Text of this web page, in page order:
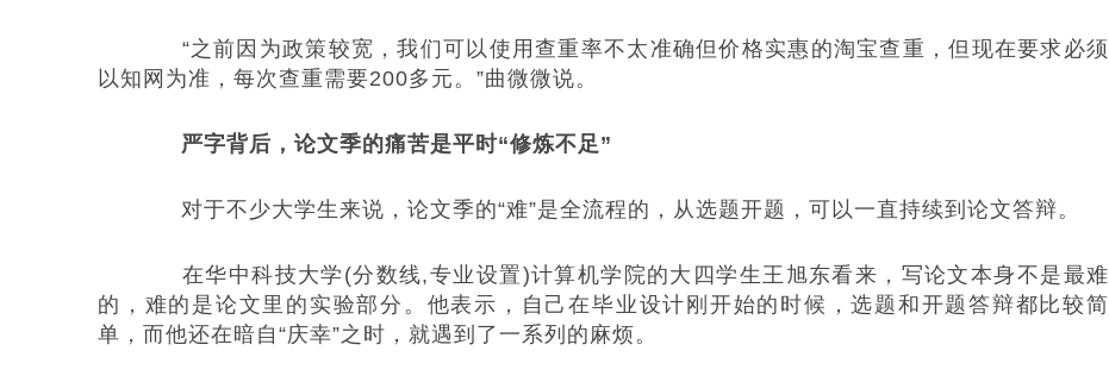
“之前因为政策较宽，我们可以使用查重率不太准确但价格实惠的淘宝查重，但现在要求必须
以知网为准，每次查重需要200多元。”曲微微说。
严字背后，论文季的痛苦是平时“修炼不足”
对于不少大学生来说，论文季的“难”是全流程的，从选题开题，可以一直持续到论文答辩。
在华中科技大学(分数线,专业设置)计算机学院的大四学生王旭东看来，写论文本身不是最难
的，难的是论文里的实验部分。他表示，自己在毕业设计刚开始的时候，选题和开题答辩都比较简
单，而他还在暗自“庆幸”之时，就遇到了一系列的麻烦。